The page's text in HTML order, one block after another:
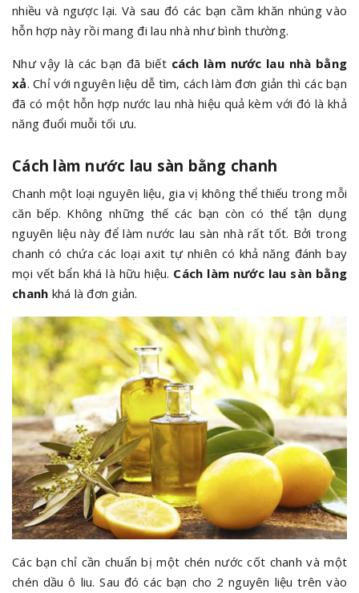
nhiều và ngược lại. Và sau đó các bạn cầm khăn nhúng vào
hỗn hợp này rồi mang đi lau nhà như bình thường.
Như vậy là các bạn đã biết cách làm nước lau nhà bằng
xả. Chỉ với nguyên liệu dễ tìm, cách làm đơn giản thì các bạn
đã có một hỗn hợp nước lau nhà hiệu quả kèm với đó là khả
năng đuổi muỗi tối ưu.
Cách làm nước lau sàn bằng chanh
Chanh một loại nguyên liệu, gia vị không thể thiếu trong mỗi
căn bếp. Không những thế các bạn còn có thể tận dụng
nguyên liệu này để làm nước lau sàn nhà rất tốt. Bởi trong
chanh có chứa các loại axit tự nhiên có khả năng đánh bay
mọi vết bẩn khá là hữu hiệu. Cách làm nước lau sàn bằng
chanh khá là đơn giản.
Các bạn chỉ cần chuẩn bị một chén nước cốt chanh và một
chén dầu ô liu. Sau đó các bạn cho 2 nguyên liệu trên vào